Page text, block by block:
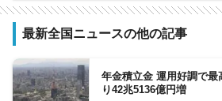
最新全国ニュースの他の記事
年金積立金 運用好調で
り42兆5136億円増